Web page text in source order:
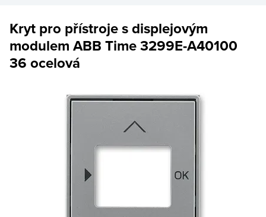
Kryt pro přístroje s displejovým
modulem ABB Time 3299E-A40100
36 ocelová